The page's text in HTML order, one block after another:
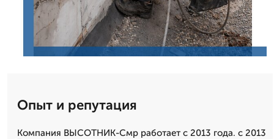
Опыт и репутация
Компания ВЫСОТНИК-Смр работает с 2013 года. с 2013